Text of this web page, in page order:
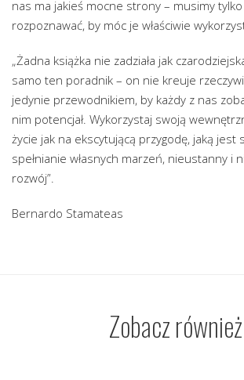
nas ma jakieś mocne strony – musimy
rozpoznawać, by móc je właściwie
„Żadna książka nie zadziała jak
samo ten poradnik – on nie kreuje
jedynie przewodnikiem, by każdy z nas
nim potencjał. Wykorzystaj swoją
życie jak na ekscytującą przygodę, jaką jest
spełnianie własnych marzeń, nieustanny i
rozwój”.
Bernardo Stamateas
Zobacz również